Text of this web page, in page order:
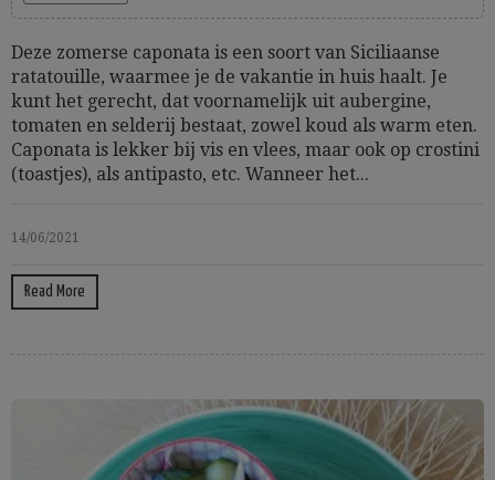
Deze zomerse caponata is een soort van Siciliaanse
ratatouille, waarmee je de vakantie in huis haalt. Je
kunt het gerecht, dat voornamelijk uit aubergine,
tomaten en selderij bestaat, zowel koud als warm eten.
Caponata is lekker bij vis en vlees, maar ook op crostini
(toastjes), als antipasto, etc. Wanneer het...
14/06/2021
Read More